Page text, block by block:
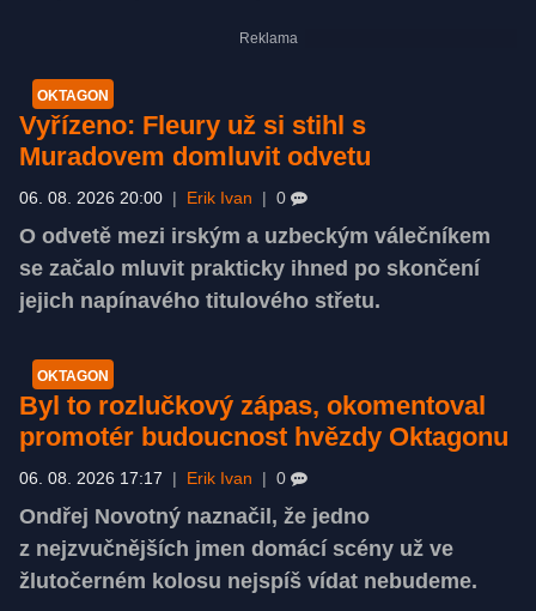
OKTAGON
Vyřízeno: Fleury už si stihl s
Muradovem domluvit odvetu
06. 08. 2026 20:00 Erik Ivan 0
O odvetě mezi irským a uzbeckým válečníkem
se začalo mluvit prakticky ihned po skončení
jejich napínavého titulového střetu.
OKTAGON
Byl to rozlučkový zápas, okomentoval
promotér budoucnost hvězdy Oktagonu
06. 08. 2026 17:17 Erik Ivan 0
Ondřej Novotný naznačil, že jedno
z nejzvučnějších jmen domácí scény už ve
žlutočerném kolosu nejspíš vídat nebudeme.